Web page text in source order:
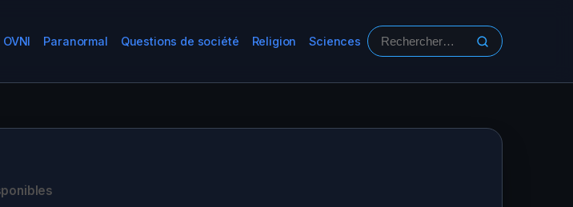
OVNI Paranormal Questions de société Religion Sciences
Rechercher :